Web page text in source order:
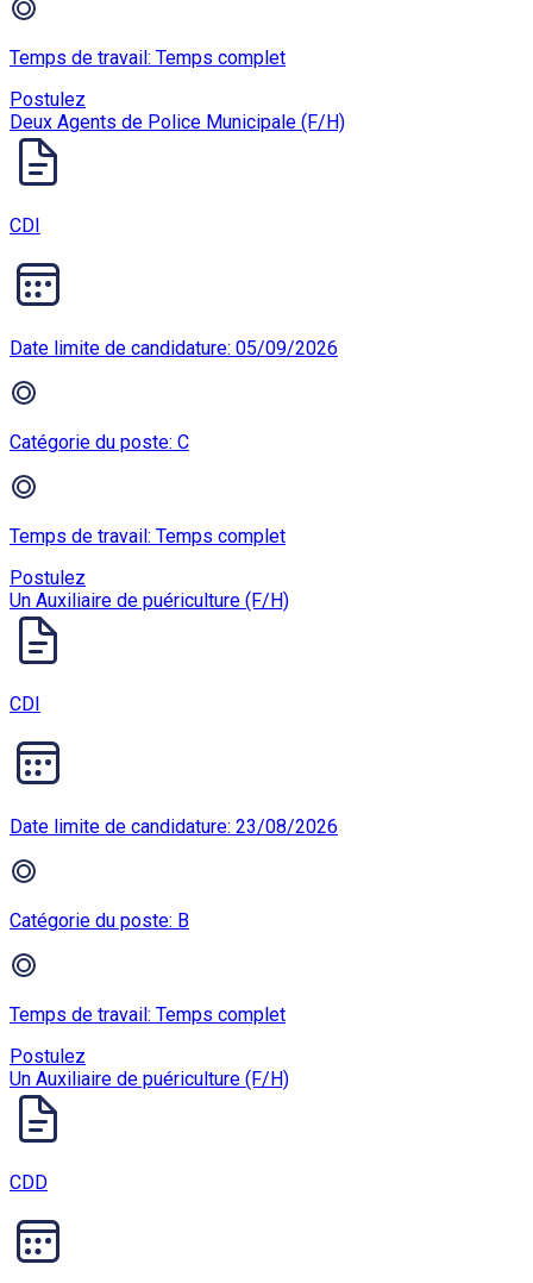
Temps de travail: Temps complet
Postulez
Deux Agents de Police Municipale (F/H)
CDI
Date limite de candidature: 05/09/2026
Catégorie du poste: C
Temps de travail: Temps complet
Postulez
Un Auxiliaire de puériculture (F/H)
CDI
Date limite de candidature: 23/08/2026
Catégorie du poste: B
Temps de travail: Temps complet
Postulez
Un Auxiliaire de puériculture (F/H)
CDD